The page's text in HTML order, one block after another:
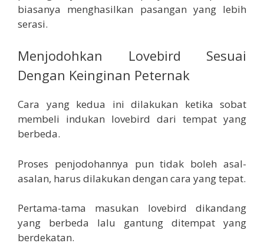
biasanya menghasilkan pasangan yang lebih
serasi.
Menjodohkan Lovebird Sesuai
Dengan Keinginan Peternak
Cara yang kedua ini dilakukan ketika sobat
membeli indukan lovebird dari tempat yang
berbeda.
Proses penjodohannya pun tidak boleh asal-
asalan, harus dilakukan dengan cara yang tepat.
Pertama-tama masukan lovebird dikandang
yang berbeda lalu gantung ditempat yang
berdekatan.